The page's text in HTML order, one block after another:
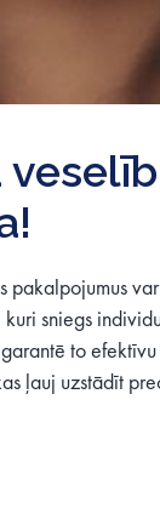
sniegs
to efektīvu
ļauj uzstādīt